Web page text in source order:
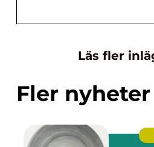
Läs fler
Fler nyheter